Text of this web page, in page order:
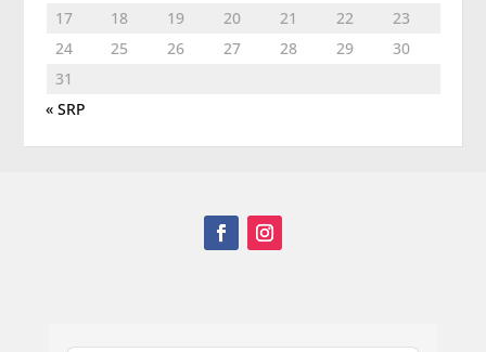
17
18 19 20 21 22
23
24
25 26 27 28 29
30
31
« SRP